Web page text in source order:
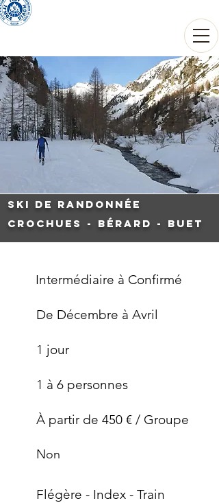
Ski de randonnée
Crochues - Bérard - Buet
Intermédiaire à Confirmé
De Décembre à Avril
1 jour
1 à 6 personnes
À partir de 450 € / Groupe
Non
Flégère - Index - Train